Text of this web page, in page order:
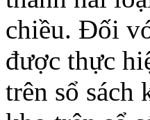
chiều. Đối
được thực
trên sổ sách